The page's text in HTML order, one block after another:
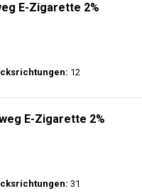
E-Zigarette 2%
12
E-Zigarette 2%
31